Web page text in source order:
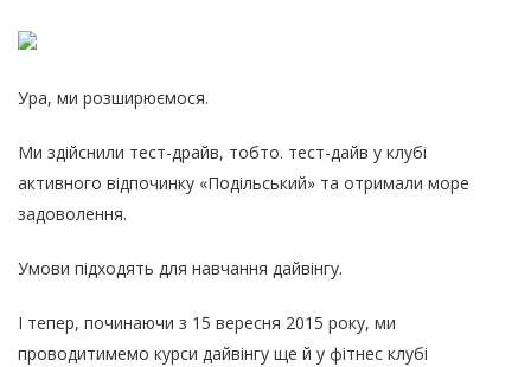
Ура, ми розширюємося.
Ми здійснили тест-драйв, тобто. тест-дайв у клубі
активного відпочинку «Подільський» та отримали море
задоволення.
Умови підходять для навчання дайвінгу.
І тепер, починаючи з 15 вересня 2015 року, ми
проводитимемо курси дайвінгу ще й у фітнес клубі